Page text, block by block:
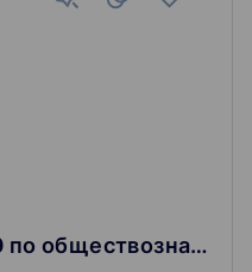
Курс подготовки к ЕГЭ по обществознанию, 11 класс